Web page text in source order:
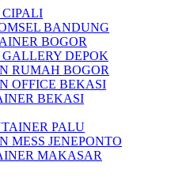
BANDUNG
BOGOR
DEPOK
RUMAH BOGOR
OFFICE BEKASI
BEKASI
PALU
MESS JENEPONTO
MAKASAR